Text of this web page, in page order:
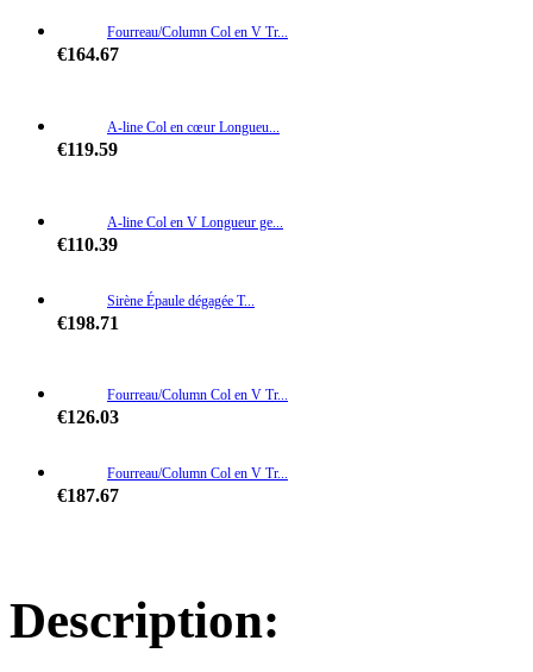
Fourreau/Column Col en V Tr...
€164.67
A-line Col en cœur Longueu...
€119.59
A-line Col en V Longueur ge...
€110.39
Sirène Épaule dégagée T...
€198.71
Fourreau/Column Col en V Tr...
€126.03
Fourreau/Column Col en V Tr...
€187.67
Description: